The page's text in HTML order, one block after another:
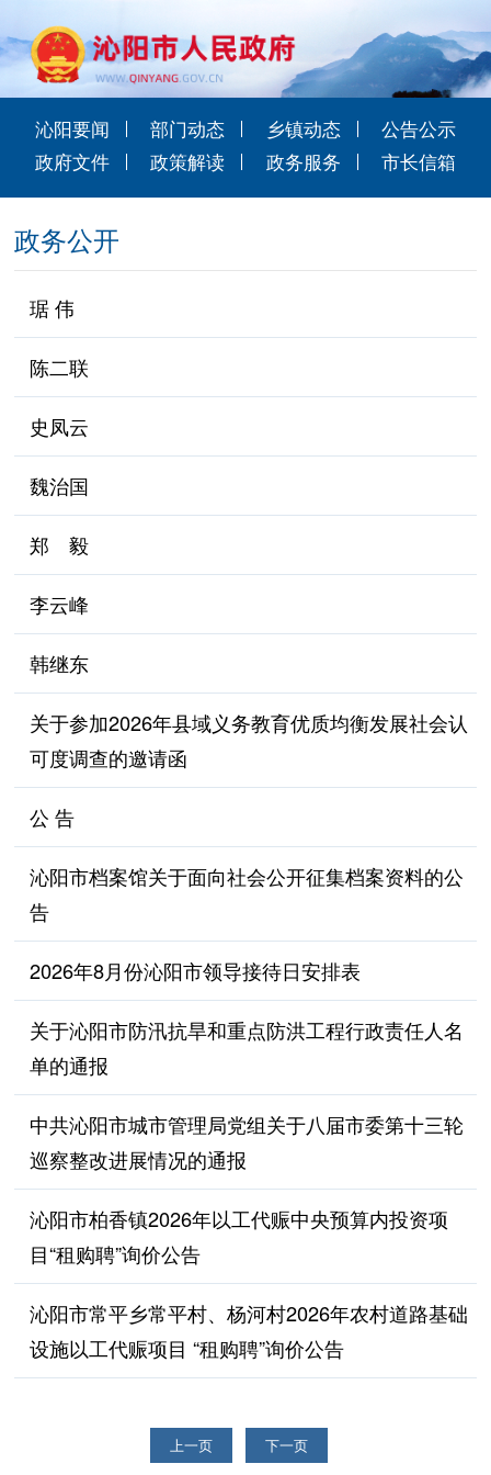
沁阳要闻 部门动态 乡镇动态
公告公示
政府文件
政策解读 政务服务 市长信箱
政务公开
琚 伟
陈二联
史凤云
魏治国
郑 毅
李云峰
韩继东
关于参加2026年县域义务教育优质均衡发展社会认
可度调查的邀请函
公 告
沁阳市档案馆关于面向社会公开征集档案资料的公
告
2026年8月份沁阳市领导接待日安排表
关于沁阳市防汛抗旱和重点防洪工程行政责任人名
单的通报
中共沁阳市城市管理局党组关于八届市委第十三轮
巡察整改进展情况的通报
沁阳市柏香镇2026年以工代赈中央预算内投资项
目“租购聘”询价公告
沁阳市常平乡常平村、杨河村2026年农村道路基础
设施以工代赈项目 “租购聘”询价公告
上一页 下一页